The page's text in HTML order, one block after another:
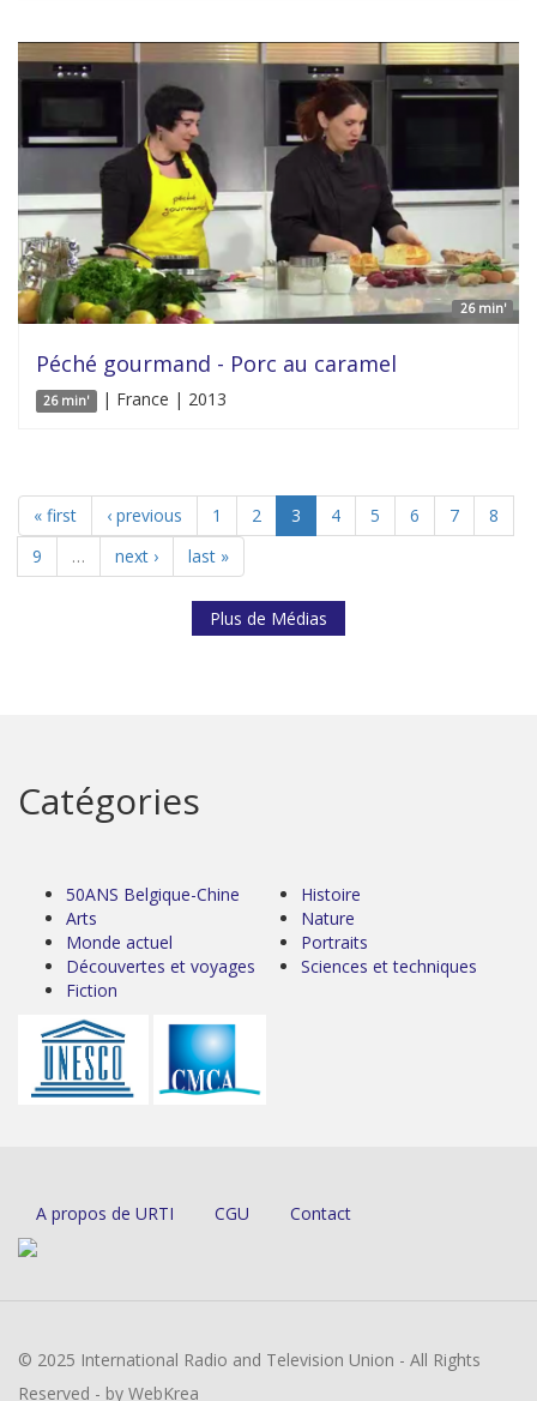
26 min'
Péché gourmand - Porc au caramel
26 min' | France | 2013
« first ‹ previous 1 2 3 4 5 6 7
8
9
… next › last »
Plus de Médias
Catégories
50ANS Belgique-Chine
Arts
Monde actuel
Découvertes et voyages
Fiction
Histoire
Nature
Portraits
Sciences et techniques
A propos de URTI CGU Contact
© 2025 International Radio and Television Union - All Rights
Reserved - by WebKrea